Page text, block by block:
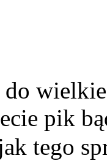
do
pik
tego